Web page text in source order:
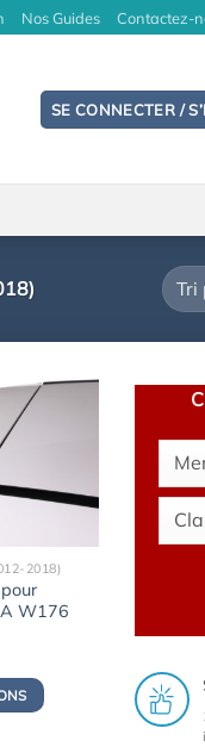
Nos Guides Contactez-
SE CONNECTER /
2018)
A W176